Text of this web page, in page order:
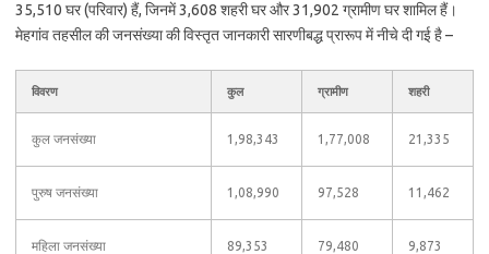
35,510 घर (परिवार) हैं, जिनमें 3,608 शहरी घर और 31,902 ग्रामीण घर शामिल हैं।
मेहगांव तहसील की जनसंख्या की विस्तृत जानकारी सारणीबद्ध प्रारूप में नीचे दी गई है –
विवरण कुल ग्रामीण शहरी
कुल जनसंख्या 1,98,343 1,77,008 21,335
पुरुष जनसंख्या 1,08,990 97,528 11,462
महिला जनसंख्या 89,353 79,480 9,873